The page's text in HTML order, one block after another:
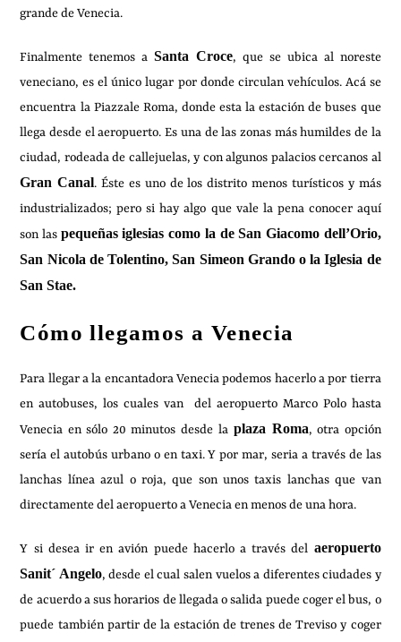
grande de Venecia.
Finalmente tenemos aSanta Croce, que se ubica al noreste
veneciano, es el único lugar por donde circulan vehículos. Acá se
encuentra la Piazzale Roma, donde esta la estación de buses que
llega desde el aeropuerto. Es una de las zonas más humildes de la
ciudad, rodeada de callejuelas, y con algunos palacios cercanos al
Gran Canal. Éste es uno de los distrito menos turísticos y más
industrializados; pero si hay algo que vale la pena conocer aquí
son las pequeñas iglesias como la de San Giacomo dell’Orio,
San Nicola de Tolentino, San Simeon Grando o la Iglesia de
San Stae.
Cómo llegamos a Venecia
Para llegar a la encantadora Venecia podemos hacerlo a por tierra
en autobuses, los cuales van del aeropuerto Marco Polo hasta
Venecia en sólo 20 minutos desde la plaza Roma, otra opción
sería el autobús urbano o en taxi. Y por mar, seria a través de las
lanchas línea azul o roja, que son unos taxis lanchas que van
directamente del aeropuerto a Venecia en menos de una hora.
Y si desea ir en avión puede hacerlo a través del aeropuerto
Sanit´ Angelo, desde el cual salen vuelos a diferentes ciudades y
de acuerdo a sus horarios de llegada o salida puede coger el bus, o
puede también partir de la estación de trenes de Treviso y coger